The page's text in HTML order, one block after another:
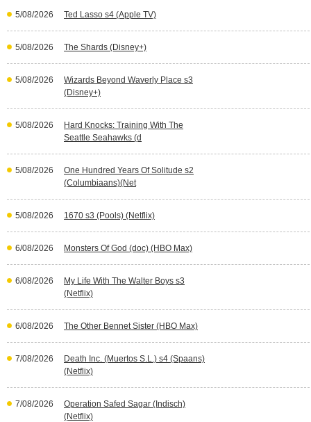
5/08/2026 Ted Lasso s4 (Apple TV)
5/08/2026 The Shards (Disney+)
5/08/2026
Wizards Beyond Waverly Place s3
(Disney+)
5/08/2026
Hard Knocks: Training With The
Seattle Seahawks (d
5/08/2026
One Hundred Years Of Solitude s2
(Columbiaans)(Net
5/08/2026 1670 s3 (Pools) (Netflix)
6/08/2026 Monsters Of God (doc) (HBO Max)
6/08/2026
My Life With The Walter Boys s3
(Netflix)
6/08/2026 The Other Bennet Sister (HBO Max)
7/08/2026
Death Inc. (Muertos S.L.) s4 (Spaans)
(Netflix)
7/08/2026
Operation Safed Sagar (Indisch)
(Netflix)